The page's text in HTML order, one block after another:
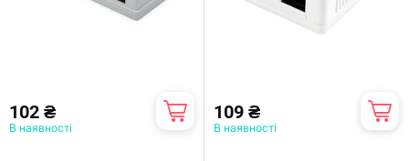
102 ₴
В наявності
109 ₴
В наявності